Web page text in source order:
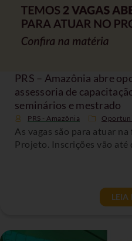
PRS – Amazônia abre
assessoria de
seminários e mestrado
PRS - Amazônia
As vagas são para atuar
Projeto. Inscrições vão
LEIA